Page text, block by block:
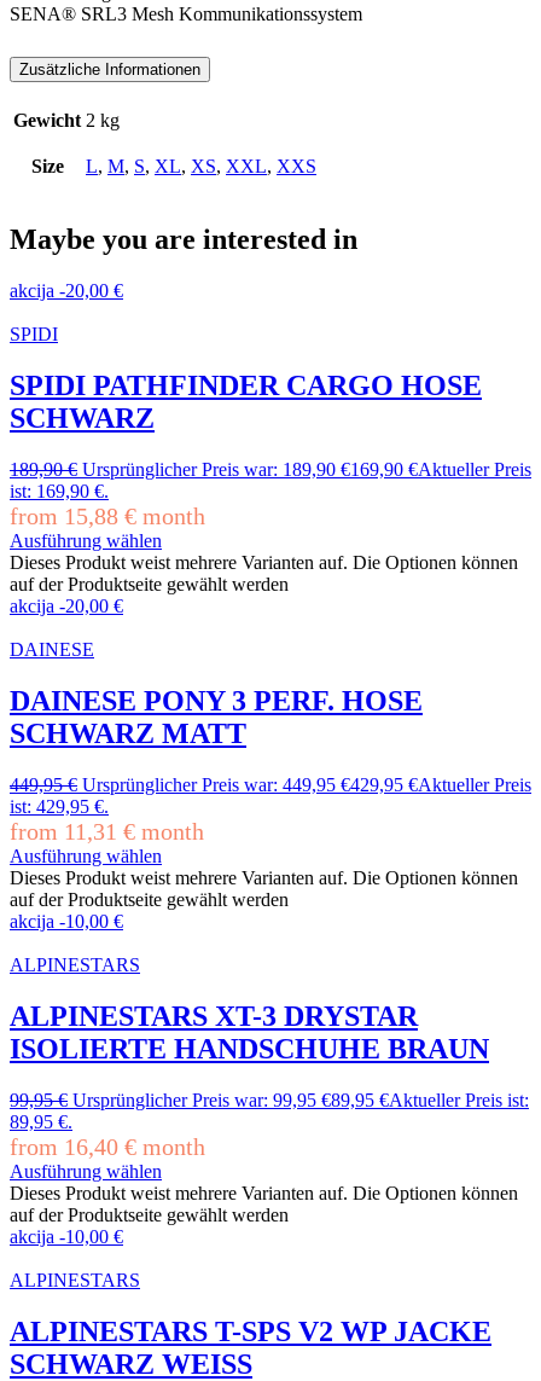
SENA® SRL3 Mesh Kommunikationssystem
Zusätzliche Informationen
Gewicht 2 kg
Size L, M, S, XL, XS, XXL, XXS
Maybe you are interested in
akcija -20,00 €
SPIDI
SPIDI PATHFINDER CARGO HOSE
SCHWARZ
189,90€ Ursprünglicher Preis war: 189,90 €169,90 €Aktueller Preis
ist: 169,90 €.
from 15,88 € month
Ausführung wählen
Dieses Produkt weist mehrere Varianten auf. Die Optionen können
auf der Produktseite gewählt werden
akcija -20,00 €
DAINESE
DAINESE PONY 3 PERF. HOSE
SCHWARZ MATT
449,95€ Ursprünglicher Preis war: 449,95 €429,95 €Aktueller Preis
ist: 429,95 €.
from 11,31 € month
Ausführung wählen
Dieses Produkt weist mehrere Varianten auf. Die Optionen können
auf der Produktseite gewählt werden
akcija -10,00 €
ALPINESTARS
ALPINESTARS XT-3 DRYSTAR
ISOLIERTE HANDSCHUHE BRAUN
99,95€ Ursprünglicher Preis war: 99,95 €89,95 €Aktueller Preis ist:
89,95 €.
from 16,40 € month
Ausführung wählen
Dieses Produkt weist mehrere Varianten auf. Die Optionen können
auf der Produktseite gewählt werden
akcija -10,00 €
ALPINESTARS
ALPINESTARS T-SPS V2 WP JACKE
SCHWARZ WEISS